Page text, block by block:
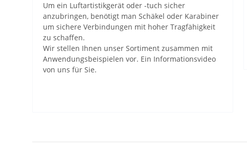
Um ein Luftartistikgerät oder -tuch sicher
anzubringen, benötigt man Schäkel oder Karabiner
um sichere Verbindungen mit hoher Tragfähigkeit
zu schaffen.
Wir stellen Ihnen unser Sortiment zusammen mit
Anwendungsbeispielen vor. Ein Informationsvideo
von uns für Sie.